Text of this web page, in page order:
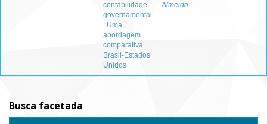
contabilidade
governamental
: Uma
abordagem
comparativa
Brasil-Estados
Unidos
Almeida
Busca facetada